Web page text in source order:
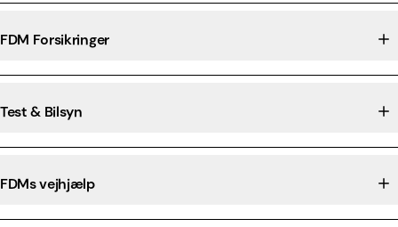
FDM Forsikringer
Test & Bilsyn
FDMs vejhjælp